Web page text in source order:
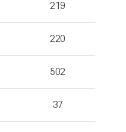
219
220
502
37